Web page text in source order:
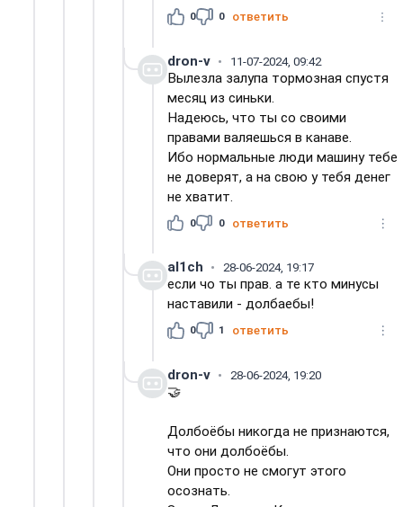
0 0 ответить
dron-v 11-07-2024, 09:42
Вылезла залупа тормозная спустя
месяц из синьки.
Надеюсь, что ты со своими
правами валяешься в канаве.
Ибо нормальные люди машину тебе
не доверят, а на свою у тебя денег
не хватит.
0 0 ответить
al1ch 28-06-2024, 19:17
если чо ты прав. а те кто минусы
наставили - долбаебы!
0 1 ответить
dron-v 28-06-2024, 19:20
🤝
Долбоёбы никогда не признаются,
что они долбоёбы.
Они просто не смогут этого
осознать.